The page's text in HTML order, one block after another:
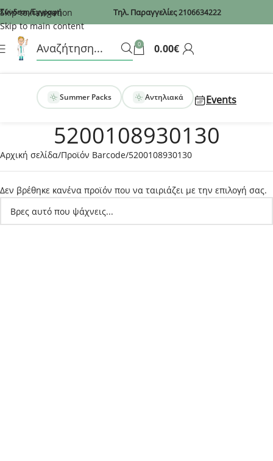
Recaptcha
Skip to navigation
Skip to main content
Σύνδεση/Εγγραφή Τηλ. Παραγγελίες2106634222
0 0.00€
Summer Packs Αντηλιακά Events
5200108930130
Αρχική σελίδα Προϊόν Barcode 5200108930130
Δεν βρέθηκε κανένα προϊόν που να ταιριάζει με την επιλογή σας.